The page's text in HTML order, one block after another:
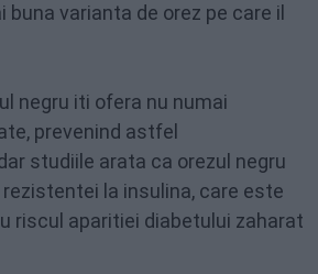
varianta de orez pe care il
negru iti ofera nu numai
prevenind astfel
studiile arata ca orezul negru
la insulina, care este
riscul aparitiei diabetului zaharat